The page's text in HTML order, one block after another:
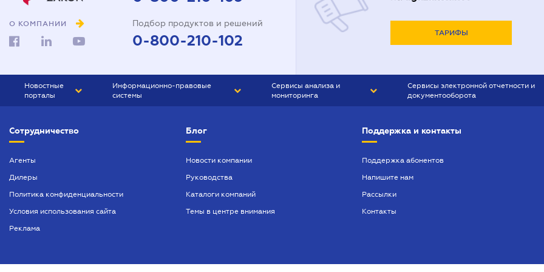
О КОМПАНИИ Подбор продуктов и решений
0-800-210-102 ТАРИФЫ
Новостные
порталы
БИЗНЕС
Информационно-правовые
системы
БУХГАЛТЕР ПРОФ
ЮРИСТ ПРОФ
Сервисы анализа и
мониторинга
Сервисы электронной отчетности и
документооборота
Сотрудничество
Агенты
Дилеры
Политика конфиденциальности
Условия использования сайта
Реклама
Блог
Новости компании
Руководства
Каталоги компаний
Темы в центре внимания
Поддержка и контакты
Поддержка абонентов
Напишите нам
Рассылки
Контакты